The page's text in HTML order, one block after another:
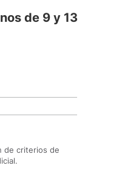
de 9 y 13
de criterios de